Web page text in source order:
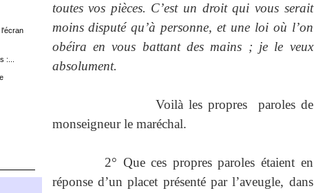
:...
toutes vos pièces. C’est un droit qui vous serait
moins disputé qu’à personne, et une loi où l’on
obéira en vous battant des mains ; je le veux
absolument.
Voilà les propres
paroles de
monseigneur le maréchal.
2° Que ces propres paroles étaient en
réponse d’un placet présenté par l’aveugle, dans